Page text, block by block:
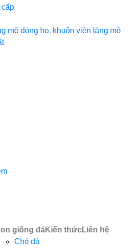
cấp
mộ dòng họ, khuôn viên lăng mộ
giống đá
Chó đá
Kiến thứcLiên hệ